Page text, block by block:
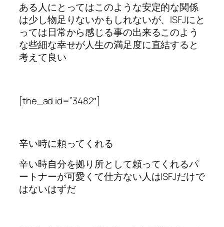
ある人にとってはこのような安定的な関係
は少し物足りないかもしれないが、ISFJにと
っては日常から感じる事の出来るこのよう
な些細な幸せが人生の満足度に直結すると
考えて良い
[the_ad id=”3482″]
辛い時に頼ってくれる
辛い時自分を拠り所として頼ってくれるパ
ートナーが可愛くて仕方ない人はISFJだけで
はないはずだ